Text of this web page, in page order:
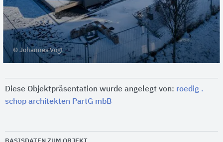
© Johannes Vogt
Diese Objektpräsentation wurde angelegt von: roedig .
schop architekten PartG mbB